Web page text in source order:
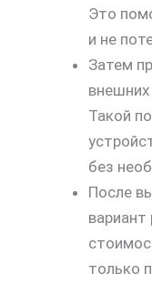
Это
и не
Затем
Такой
без
После
только
30%